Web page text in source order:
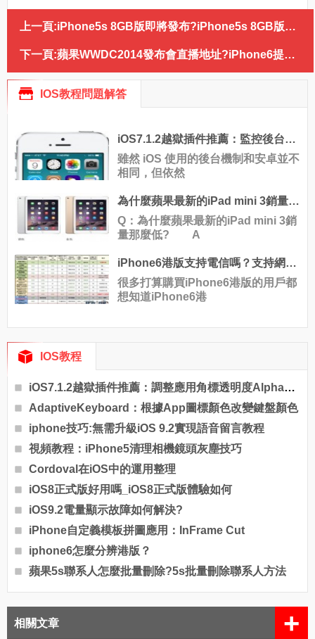
上一頁:iPhone5s 8GB版即將發布?iPhone5s 8GB版多少錢?
下一頁:蘋果WWDC2014發布會直播地址?iPhone6提前發布?
IOS教程問題解答
iOS7.1.2越獄插件推薦：監控後台運行的應用GlowBoard
雖然 iOS 使用的後台機制和安卓並不
相同，但依然
為什麼蘋果最新的iPad mini 3銷量那麼低？
Q：為什麼蘋果最新的iPad mini 3銷
量那麼低? A
iPhone6港版支持電信嗎？支持網絡一覽
很多打算購買iPhone6港版的用戶都
想知道iPhone6港
IOS教程
iOS7.1.2越獄插件推薦：調整應用角標透明度AlphaBadge
AdaptiveKeyboard：根據App圖標顏色改變鍵盤顏色
iphone技巧:無需升級iOS 9.2實現語音留言教程
視頻教程：iPhone5清理相機鏡頭灰塵技巧
Cordoval在iOS中的運用整理
iOS8正式版好用嗎_iOS8正式版體驗如何
iOS9.2電量顯示故障如何解決?
iPhone自定義模板拼圖應用：InFrame Cut
iphone6怎麼分辨港版？
蘋果5s聯系人怎麼批量刪除?5s批量刪除聯系人方法
相關文章 +